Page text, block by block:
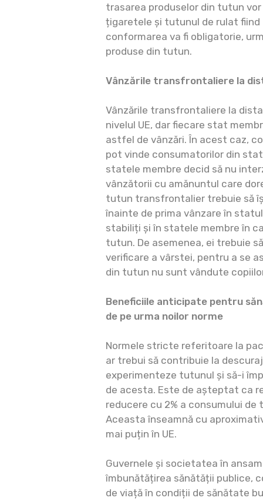
trasarea produselor din tutun
țigaretele și tutunul de rulat fiind
conformarea va fi obligatorie,
produse din tutun.
Vânzările transfrontaliere la
Vânzările transfrontaliere la
nivelul UE, dar fiecare stat
astfel de vânzări. În acest caz,
pot vinde consumatorilor din
statele membre decid să nu
vânzătorii cu amănuntul care
tutun transfrontalier trebuie să
înainte de prima vânzare în
stabiliți și în statele membre în
tutun. De asemenea, ei trebuie
verificare a vârstei, pentru a se
din tutun nu sunt vândute
Beneficiile anticipate pentru
de pe urma noilor norme
Normele stricte referitoare la
ar trebui să contribuie la
experimenteze tutunul și să-i
de acesta. Este de așteptat ca
reducere cu 2% a consumului de
Aceasta înseamnă cu
mai puțin în UE.
Guvernele și societatea în
îmbunătățirea sănătății publice,
de viață în condiții de sănătate